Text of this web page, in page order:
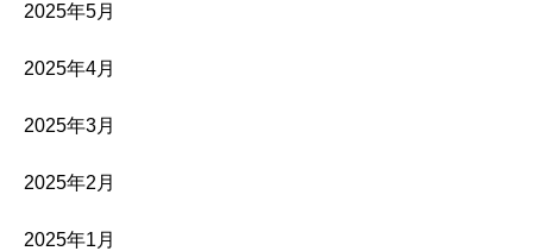
2025年5月
2025年4月
2025年3月
2025年2月
2025年1月